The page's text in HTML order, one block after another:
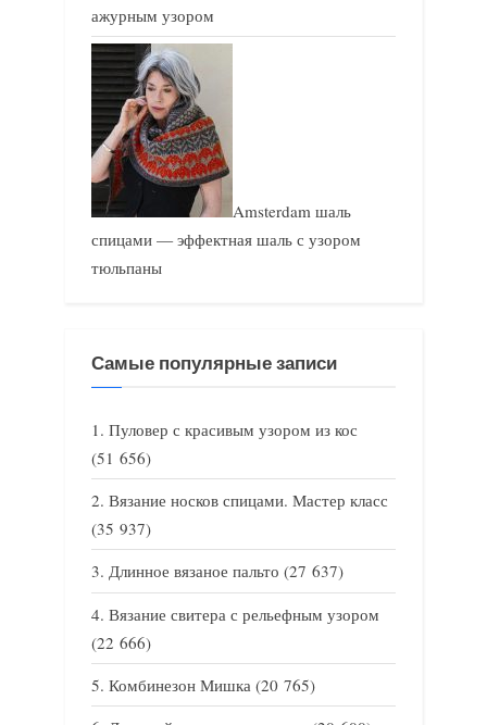
ажурным узором
Amsterdam шаль
спицами — эффектная шаль с узором
тюльпаны
Самые популярные записи
Пуловер с красивым узором из кос
(51 656)
Вязание носков спицами. Мастер класс
(35 937)
Длинное вязаное пальто (27 637)
Вязание свитера с рельефным узором
(22 666)
Комбинезон Мишка (20 765)